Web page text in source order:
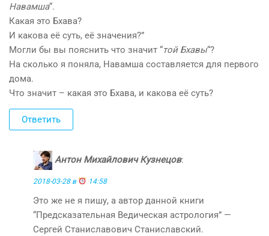
Навамша“.
Какая это Бхава?
И какова её суть, её значения?”
Могли бы вы пояснить что значит “той Бхавы“?
На сколько я поняла, Навамша составляется для первого
дома.
Что значит – какая это Бхава, и какова её суть?
Ответить
Антон Михайлович Кузнецов:
2018-03-28 в 14:58
Это же не я пишу, а автор данной книги
“Предсказательная Ведическая астрология” —
Сергей Станиславович Станиславский.